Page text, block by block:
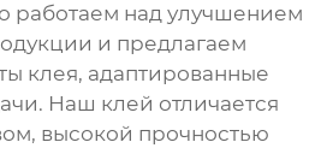
работаем над улучшением
и предлагаем
клея, адаптированные
Наш клей отличается
высокой прочностью